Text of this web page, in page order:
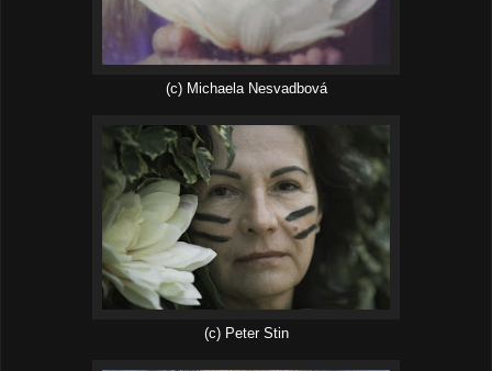
(c) Michaela Nesvadbová
(c) Peter Stin